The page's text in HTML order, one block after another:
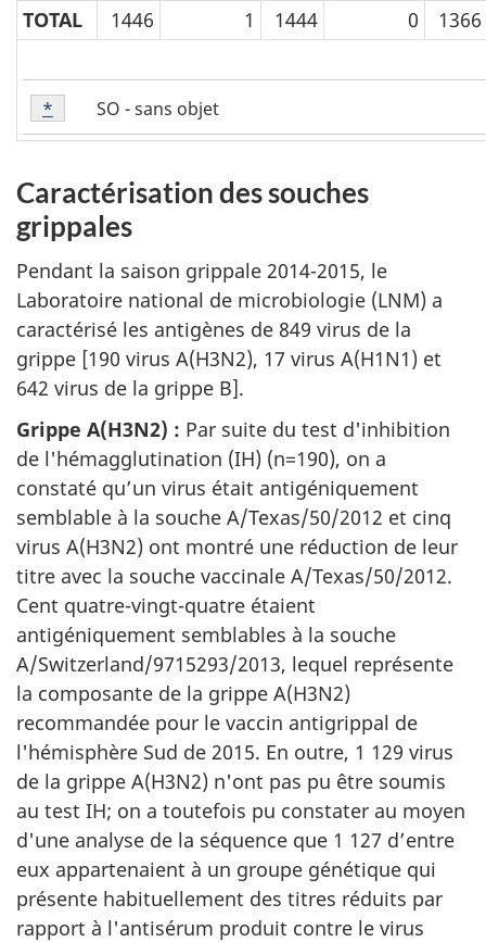
TOTAL 1446 1 1444 0 1366
Tableau
3
-
de
bas
SO - sans objet
Retour à la référence tableau 3 - note
* referrer
Caractérisation des souches
grippales
Pendant la saison grippale 2014-2015, le
Laboratoire national de microbiologie (LNM) a
caractérisé les antigènes de 849 virus de la
grippe [190 virus A(H3N2), 17 virus A(H1N1) et
642 virus de la grippe B].
Grippe A(H3N2) : Par suite du test d'inhibition
de l'hémagglutination (IH) (n=190), on a
constaté qu’un virus était antigéniquement
semblable à la souche A/Texas/50/2012 et cinq
virus A(H3N2) ont montré une réduction de leur
titre avec la souche vaccinale A/Texas/50/2012.
Cent quatre-vingt-quatre étaient
antigéniquement semblables à la souche
A/Switzerland/9715293/2013, lequel représente
la composante de la grippe A(H3N2)
recommandée pour le vaccin antigrippal de
l'hémisphère Sud de 2015. En outre, 1 129 virus
de la grippe A(H3N2) n'ont pas pu être soumis
au test IH; on a toutefois pu constater au moyen
d'une analyse de la séquence que 1 127 d’entre
eux appartenaient à un groupe génétique qui
présente habituellement des titres réduits par
rapport à l'antisérum produit contre le virus